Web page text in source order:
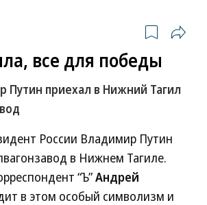
все для победы
Путин приехал в Нижний Тагил
России Владимир Путин
в Нижнем Тагиле.
“Ъ”Андрей
в этом особый символизм и